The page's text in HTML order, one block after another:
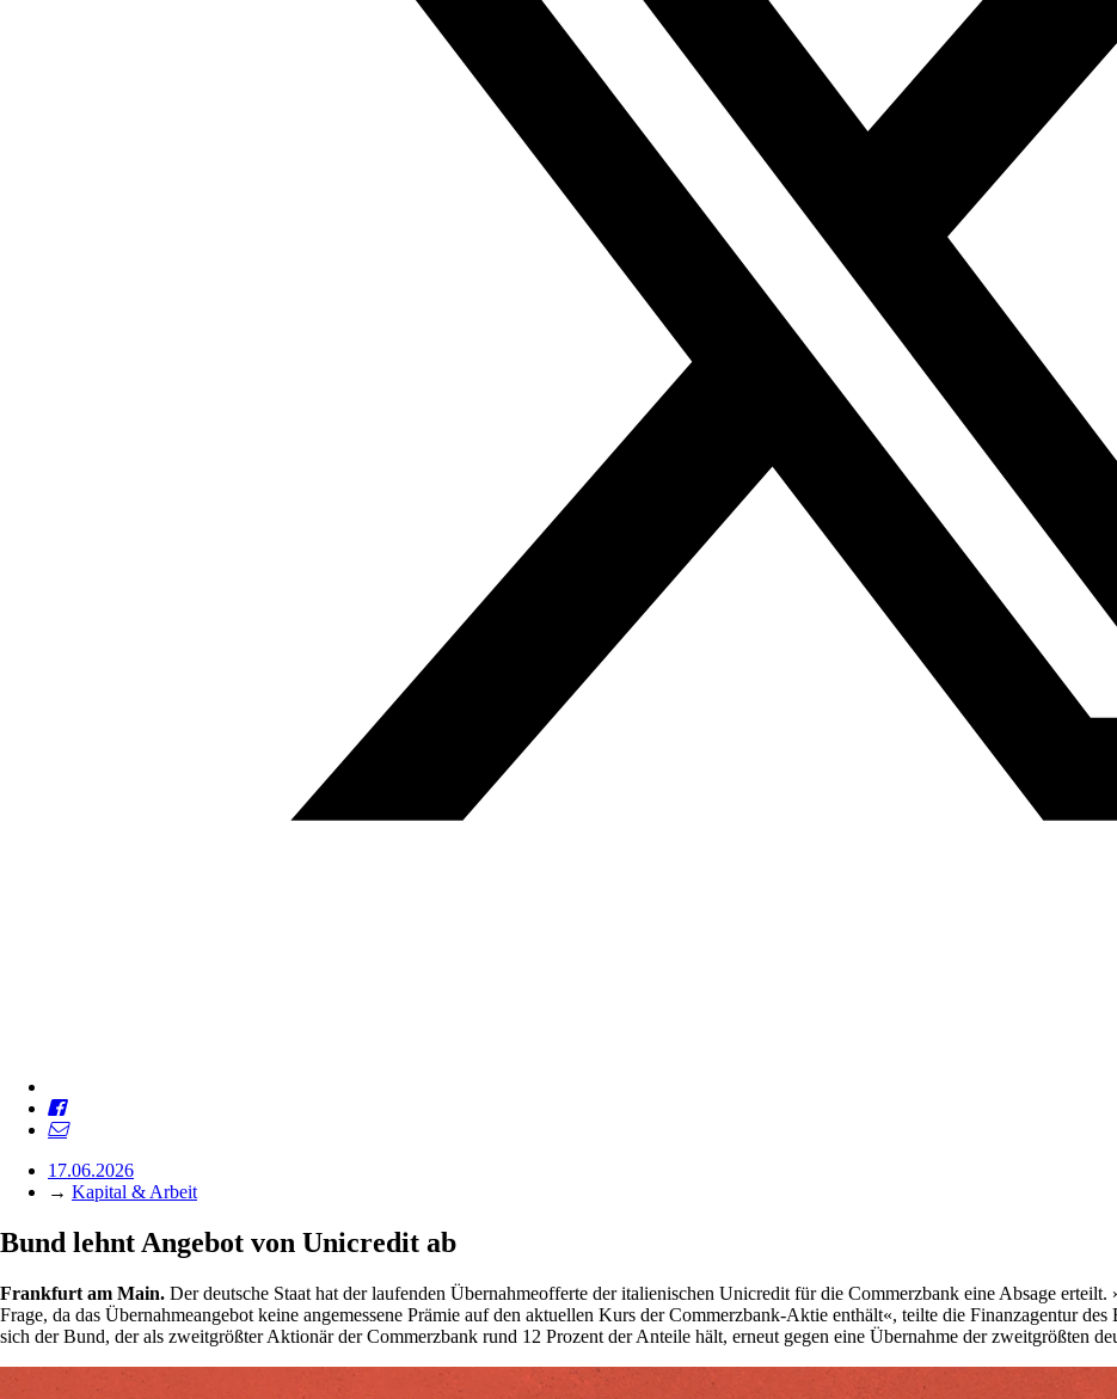
17.06.2026
→ Kapital & Arbeit
Bund lehnt Angebot von Unicredit ab
Frankfurt am Main. Der deutsche Staat hat der laufenden Übernahmeofferte der italienischen Unicredit für die Commerzbank eine Absage
Frage, da das Übernahmeangebot keine angemessene Prämie auf den aktuellen Kurs der Commerzbank-Aktie enthält«, teilte die Finanzagentur
sich der Bund, der als zweitgrößter Aktionär der Commerzbank rund 12 Prozent der Anteile hält, erneut gegen eine Übernahme der zweitgrößten